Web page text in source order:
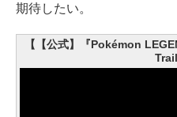
期待したい。
【【公式】『Pokémon